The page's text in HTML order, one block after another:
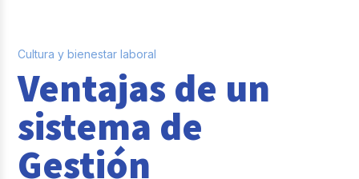
Pago de nómina
Buk
Transformación digital
Tendencias y Data
Cultura y bienestar laboral
Ventajas de un
sistema de
Gestión